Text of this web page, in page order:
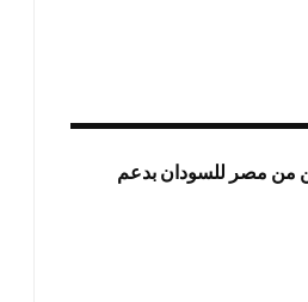
من مصر للسودان بدعم